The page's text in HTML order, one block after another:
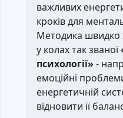
важливих
кроків для
Методика швидко
у колах так званої
психології» -
емоційні
енергетичній
відновити її